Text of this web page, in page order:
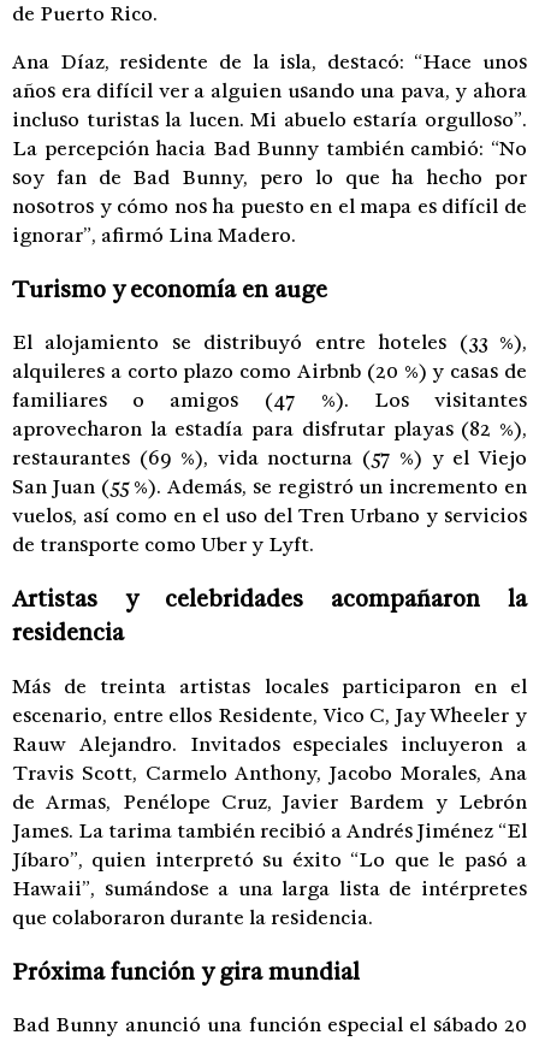
de Puerto Rico.
Ana Díaz, residente de la isla, destacó: “Hace unos
años era difícil ver a alguien usando una pava, y ahora
incluso turistas la lucen. Mi abuelo estaría orgulloso”.
La percepción hacia Bad Bunny también cambió: “No
soy fan de Bad Bunny, pero lo que ha hecho por
nosotros y cómo nos ha puesto en el mapa es difícil de
ignorar”, afirmó Lina Madero.
Turismo y economía en auge
El alojamiento se distribuyó entre hoteles (33 %),
alquileres a corto plazo como Airbnb (20 %) y casas de
familiares o amigos (47 %). Los visitantes
aprovecharon la estadía para disfrutar playas (82 %),
restaurantes (69 %), vida nocturna (57 %) y el Viejo
San Juan (55 %). Además, se registró un incremento en
vuelos, así como en el uso del Tren Urbano y servicios
de transporte como Uber y Lyft.
Artistas y celebridades acompañaron la
residencia
Más de treinta artistas locales participaron en el
escenario, entre ellos Residente, Vico C, Jay Wheeler y
Rauw Alejandro. Invitados especiales incluyeron a
Travis Scott, Carmelo Anthony, Jacobo Morales, Ana
de Armas, Penélope Cruz, Javier Bardem y Lebrón
James. La tarima también recibió a Andrés Jiménez “El
Jíbaro”, quien interpretó su éxito “Lo que le pasó a
Hawaii”, sumándose a una larga lista de intérpretes
que colaboraron durante la residencia.
Próxima función y gira mundial
Bad Bunny anunció una función especial el sábado 20